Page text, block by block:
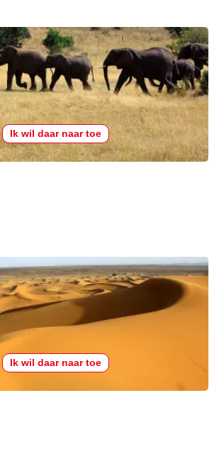
Ik wil daar naar toe
Ik wil daar naar toe